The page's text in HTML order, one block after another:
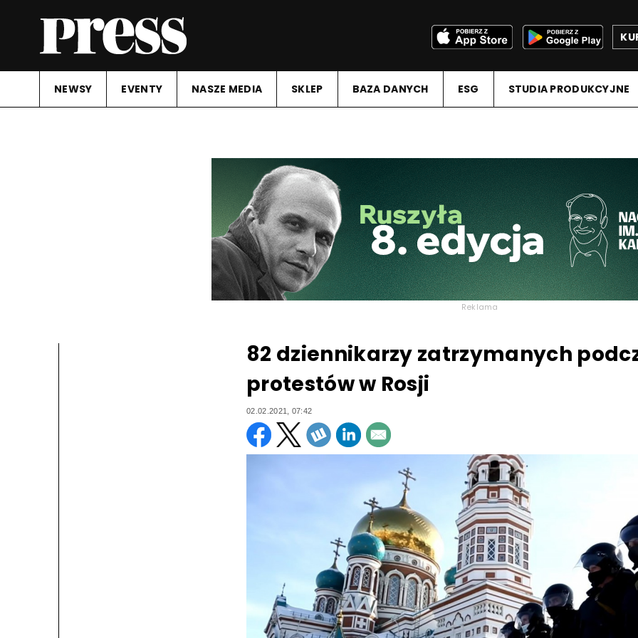
NEWSY EVENTY NASZE MEDIA SKLEP BAZA DANYCH ESG STUDIA PRODUKCYJNE
Reklama
82 dziennikarzy zatrzymanych
protestów w Rosji
02.02.2021, 07:42